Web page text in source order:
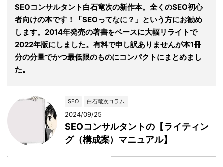
SEOコンサルタント白石竜次の新作本。全くのSEO初心
者向けの本です！「SEOってなに？」という方にお勧め
します。2014年発売の著書をベースに大幅リライトで
2022年版にしました。有料で申し訳ありませんが本1冊
分の分量でかつ最低限のものにコンパクトにまとめまし
た。
SEO 白石竜次コラム
2024/09/25
SEOコンサルタントの【ライティン
グ（構成案）マニュアル】